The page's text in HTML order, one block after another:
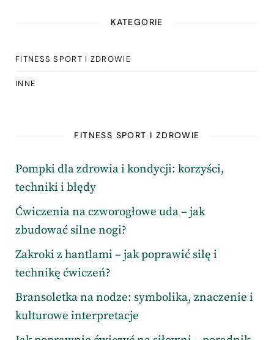
KATEGORIE
FITNESS SPORT I ZDROWIE
INNE
FITNESS SPORT I ZDROWIE
Pompki dla zdrowia i kondycji: korzyści,
techniki i błędy
Ćwiczenia na czworogłowe uda – jak
zbudować silne nogi?
Zakroki z hantlami – jak poprawić siłę i
technikę ćwiczeń?
Bransoletka na nodze: symbolika, znaczenie i
kulturowe interpretacje